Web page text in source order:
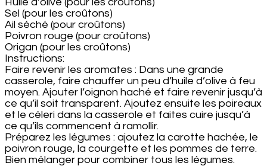
Sel (pour les croûtons)
Ail séché (pour croûtons)
Poivron rouge (pour croûtons)
Origan (pour les croûtons)
Instructions:
Faire revenir les aromates : Dans une grande
casserole, faire chauffer un peu d’huile d’olive à feu
moyen. Ajouter l’oignon haché et faire revenir jusqu’à
ce qu’il soit transparent. Ajoutez ensuite les poireaux
et le céleri dans la casserole et faites cuire jusqu’à
ce qu’ils commencent à ramollir.
Préparez les légumes : ajoutez la carotte hachée, le
poivron rouge, la courgette et les pommes de terre.
Bien mélanger pour combiner tous les légumes.